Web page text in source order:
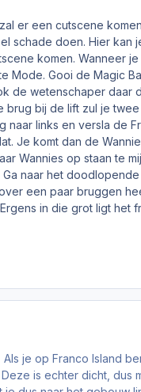
er een cutscene
schade doen. Hier kan
komen. Wanneer
Mode. Gooi de Magic
de wetenschaper daar
bij de lift zul je
links en versla de
Je komt dan de
Wannies op staan te
naar het
een paar bruggen
in die grot ligt het
je op Franco Island
is echter dicht, dus